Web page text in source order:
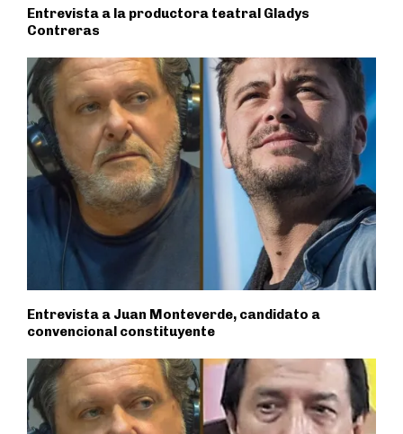
Entrevista a la productora teatral Gladys
Contreras
Entrevista a Juan Monteverde, candidato a
convencional constituyente